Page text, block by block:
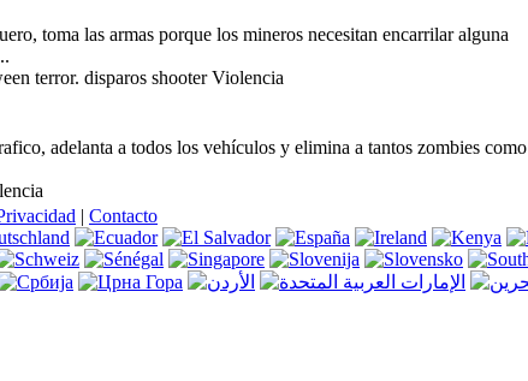
toma las armas porque los mineros necesitan encarrilar alguna
terror. disparos shooter Violencia
adelanta a todos los vehículos y elimina a tantos zombies como
| Contacto